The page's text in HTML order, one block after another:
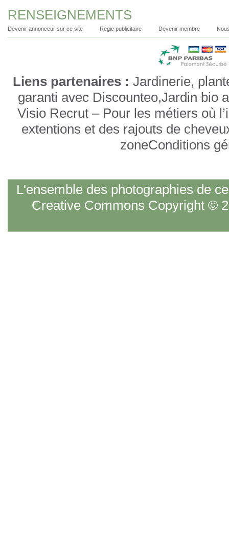
RENSEIGNEMENTS
Devenir annonceur sur ce site Regie publicitaire Devenir membre
Liens partenaires : Jardinerie,
garanti avec Discounteo,Jardin bio
Visio Recrut – Pour les métiers où
extentions et des rajouts de
zoneConditions
L'ensemble des photographies de
Creative Commons Copyright ©